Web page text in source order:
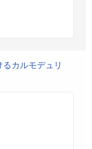
カルモデュリ